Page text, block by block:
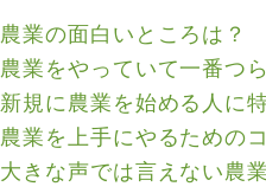
農業の面白いところは？
農業をやっていて一番つ
新規に農業を始める人に
農業を上手にやるための
大きな声では言えない農